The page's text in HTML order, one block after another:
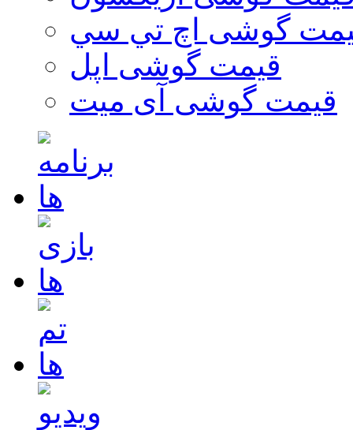
گوشی اچ تي سي
قیمت گوشی اپل
قیمت گوشی آی میت